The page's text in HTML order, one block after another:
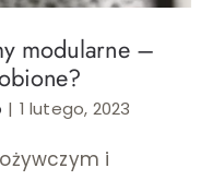
modularne –
| 1 lutego, 2023
i